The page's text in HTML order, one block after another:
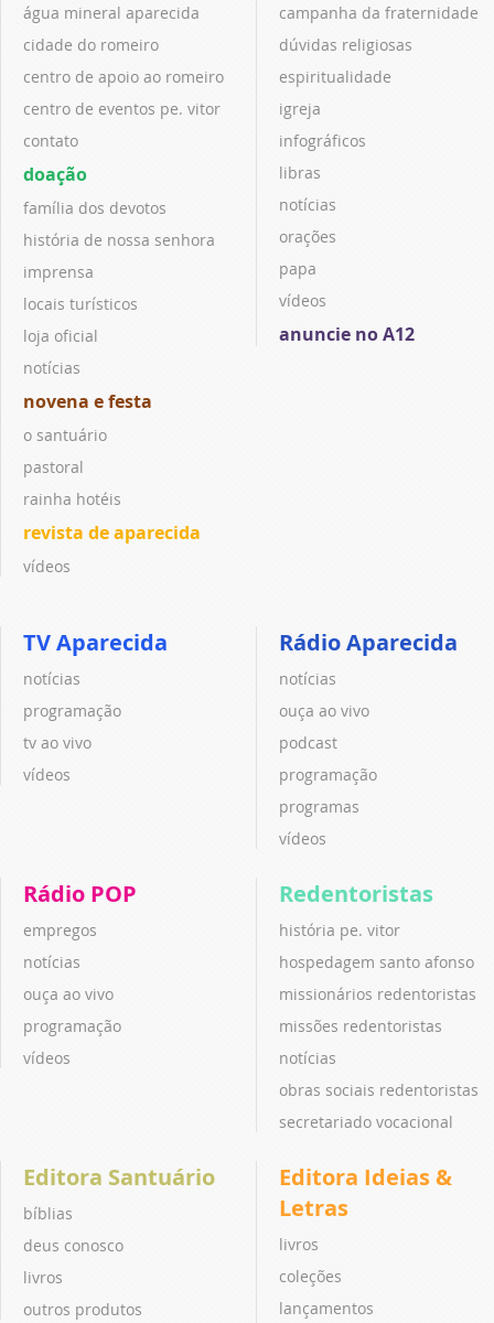
água mineral aparecida
cidade do romeiro
centro de apoio ao romeiro
centro de eventos pe. vitor
contato
doação
família dos devotos
história de nossa senhora
imprensa
locais turísticos
loja oficial
notícias
novena e festa
o santuário
pastoral
rainha hotéis
revista de aparecida
vídeos
campanha da fraternidade
dúvidas religiosas
espiritualidade
igreja
infográficos
libras
notícias
orações
papa
vídeos
anuncie no A12
TV Aparecida
notícias
programação
tv ao vivo
vídeos
Rádio Aparecida
notícias
ouça ao vivo
podcast
programação
programas
vídeos
Rádio POP
empregos
notícias
ouça ao vivo
programação
vídeos
Redentoristas
história pe. vitor
hospedagem santo afonso
missionários redentoristas
missões redentoristas
notícias
obras sociais redentoristas
secretariado vocacional
Editora Santuário
bíblias
deus conosco
livros
outros produtos
Editora Ideias &
Letras
livros
coleções
lançamentos